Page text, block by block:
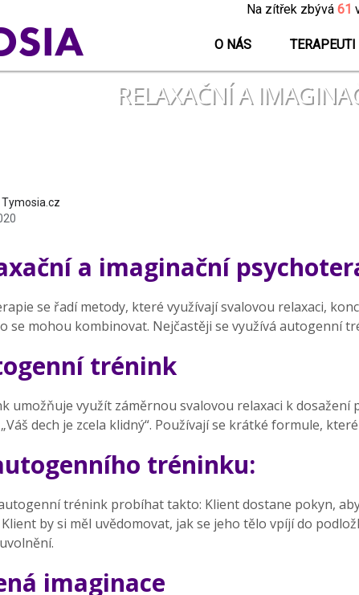
Na zítřek zbývá 61
O NÁS TERAPEUTI
RELAXAČNÍ A
Tymosia.cz
a imaginační
se řadí metody, které využívají svalovou relaxaci,
se mohou kombinovat. Nejčastěji se využívá autogenní
trénink
umožňuje využít záměrnou svalovou relaxaci k
dech je zcela klidný“. Používají se krátké formule,
tréninku:
trénink probíhat takto: Klient dostane pokyn,
by si měl uvědomovat, jak se jeho tělo vpíjí do
imaginace